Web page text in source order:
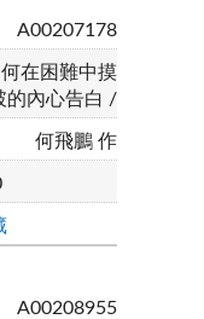
A00207178
在困難中摸
的內心告白 /
何飛鵬 作
A00208955